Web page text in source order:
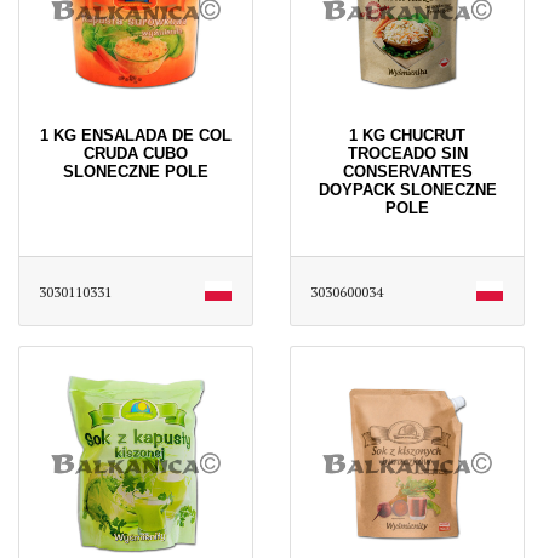
1 KG ENSALADA DE COL
CRUDA CUBO
SLONECZNE POLE
3030110331
1 KG CHUCRUT
TROCEADO SIN
CONSERVANTES
DOYPACK SLONECZNE
POLE
3030600034